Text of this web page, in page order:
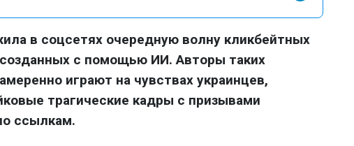
в соцсетях очередную волну кликбейтных
с помощью ИИ. Авторы таких
играют на чувствах украинцев,
трагические кадры с призывами
ссылкам.